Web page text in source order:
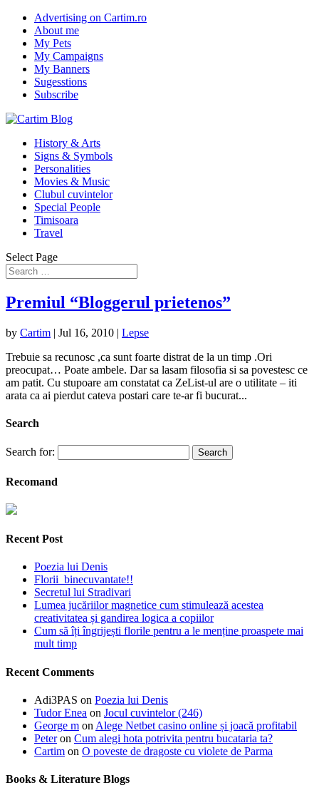
Advertising on Cartim.ro
About me
My Pets
My Campaigns
My Banners
Sugesstions
Subscribe
History & Arts
Signs & Symbols
Personalities
Movies & Music
Clubul cuvintelor
Special People
Timisoara
Travel
Select Page
Premiul “Bloggerul prietenos”
by Cartim | Jul 16, 2010 | Lepse
Trebuie sa recunosc ,ca sunt foarte distrat de la un timp .Ori
preocupat… Poate ambele. Dar sa lasam filosofia si sa povestesc ce
am patit. Cu stupoare am constatat ca ZeList-ul are o utilitate – iti
arata ca ai pierdut cateva postari care te-ar fi bucurat...
Search
Search for:
Recomand
Recent Post
Poezia lui Denis
Florii binecuvantate!!
Secretul lui Stradivari
Lumea jucăriilor magnetice cum stimulează acestea
creativitatea și gandirea logica a copiilor
Cum să îți îngrijești florile pentru a le menține proaspete mai
mult timp
Recent Comments
Adi3PAS on Poezia lui Denis
Tudor Enea on Jocul cuvintelor (246)
George m on Alege Netbet casino online și joacă profitabil
Peteron Cum alegi hota potrivita pentru bucataria ta?
Cartim on O poveste de dragoste cu violete de Parma
Books & Literature Blogs